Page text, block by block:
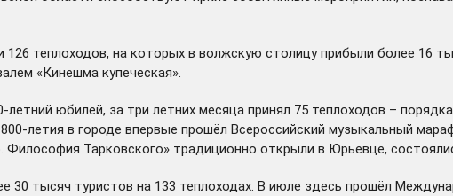
теплоходов, на которых в волжскую столицу прибыли более 16
«Кинешма купеческая».
юбилей, за три летних месяца принял 75 теплоходов –
летия в городе впервые прошёл Всероссийский музыкальный
Философия Тарковского» традиционно открыли в Юрьевце,
30 тысяч туристов на 133 теплоходах. В июле здесь прошёл